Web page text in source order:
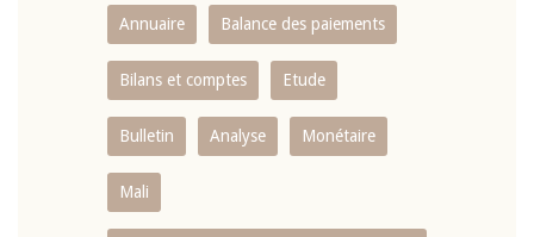
Annuaire Balance des paiements
Bilans et comptes Etude
Bulletin Analyse Monétaire
Mali